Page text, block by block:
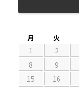
月
火
1
2
8
9
15
16